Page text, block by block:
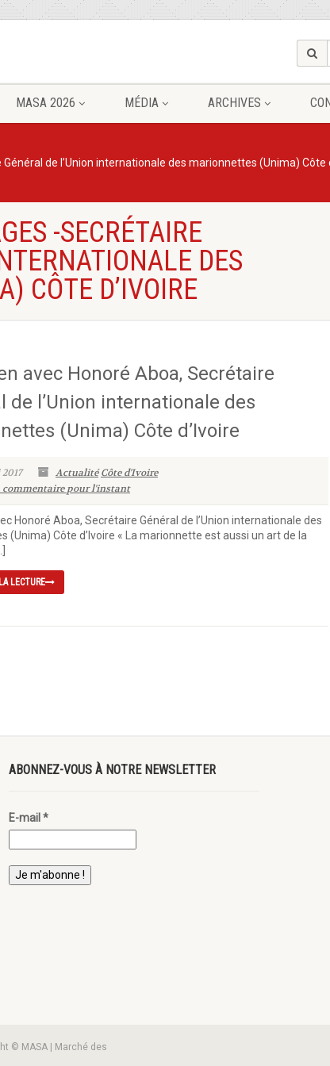
MASA 2026 MÉDIA ARCHIVES
de l’Union internationale des marionnettes (Unima) Côte
-SECRÉTAIRE
DES
CÔTE D’IVOIRE
avec Honoré Aboa, Secrétaire
de l’Union internationale des
(Unima) Côte d’Ivoire
Actualité Côte d'Ivoire
commentaire pour l'instant
Honoré Aboa, Secrétaire Général de l’Union internationale des
(Unima) Côte d’Ivoire « La marionnette est aussi un art de la
LECTURE
ABONNEZ-VOUS À NOTRE NEWSLETTER
E-mail *
© MASA | Marché des